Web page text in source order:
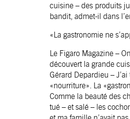
cuisine – des produits
bandit, admet-il dans
«La gastronomie ne
Le Figaro Magazine –
découvert la grande
Gérard Depardieu –
«nourriture». La
Comme la beauté des
tué – et salé – les